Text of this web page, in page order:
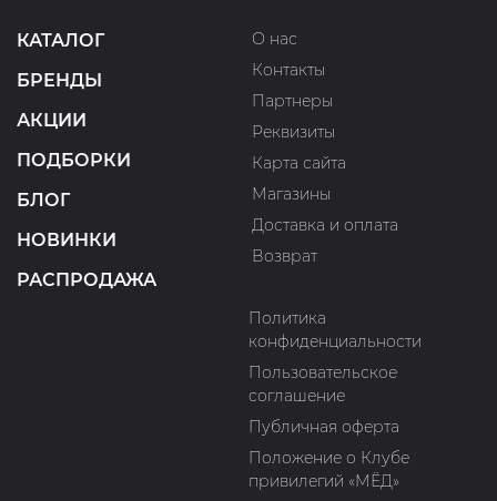
КАТАЛОГ
БРЕНДЫ
АКЦИИ
ПОДБОРКИ
БЛОГ
НОВИНКИ
РАСПРОДАЖА
О нас
Контакты
Партнеры
Реквизиты
Карта сайта
Магазины
Доставка и оплата
Возврат
Политика
конфиденциальности
Пользовательское
соглашение
Публичная оферта
Положение о Клубе
привилегий «МЁД»